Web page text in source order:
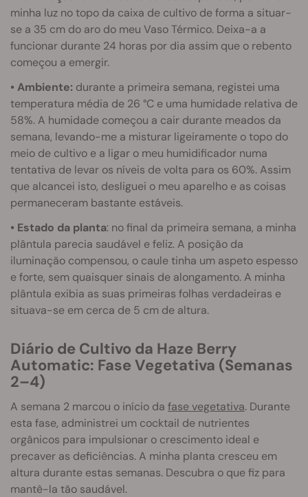
minha luz no topo da caixa de cultivo de forma a situar-
se a 35 cm do aro do meu Vaso Térmico. Deixa-a a
funcionar durante 24 horas por dia assim que o rebento
começou a emergir.
• Ambiente: durante a primeira semana, registei uma
temperatura média de 26 °C e uma humidade relativa de
58%. A humidade começou a cair durante meados da
semana, levando-me a misturar ligeiramente o topo do
meio de cultivo e a ligar o meu humidificador numa
tentativa de levar os níveis de volta para os 60%. Assim
que alcancei isto, desliguei o meu aparelho e as coisas
permaneceram bastante estáveis.
• Estado da planta: no final da primeira semana, a minha
plântula parecia saudável e feliz. A posição da
iluminação compensou, o caule tinha um aspeto espesso
e forte, sem quaisquer sinais de alongamento. A minha
plântula exibia as suas primeiras folhas verdadeiras e
situava-se em cerca de 5 cm de altura.
Diário de Cultivo da Haze Berry
Automatic: Fase Vegetativa (Semanas
2–4)
A semana 2 marcou o início da fase vegetativa. Durante
esta fase, administrei um cocktail de nutrientes
orgânicos para impulsionar o crescimento ideal e
precaver as deficiências. A minha planta cresceu em
altura durante estas semanas. Descubra o que fiz para
mantê-la tão saudável.